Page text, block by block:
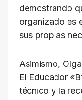
demostrando
organizado es
sus propias
Asimismo,
El Educador
técnico y la